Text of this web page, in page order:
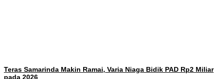
Teras Samarinda Makin Ramai, Varia Niaga Bidik PAD Rp2 Miliar
pada 2026